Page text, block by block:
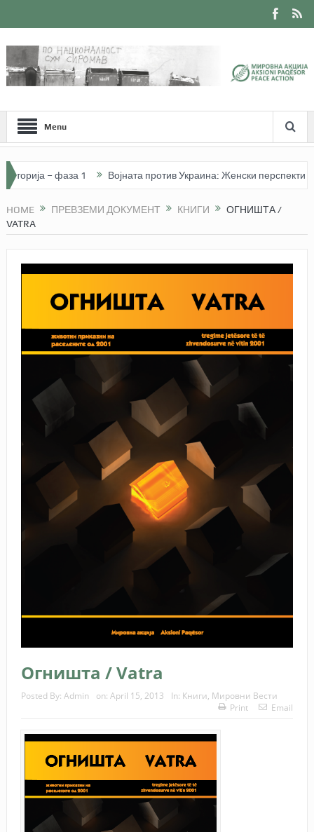
Menu
– фаза 1 Војната против Украина: Женски перспективи.
HOME ПРЕВЗЕМИ ДОКУМЕНТ КНИГИ
ОГНИШТА /
VATRA
Огништа / Vatra
Posted By: Admin on: April 15, 2013 In: Книги, Мировни Вести
Print
Email